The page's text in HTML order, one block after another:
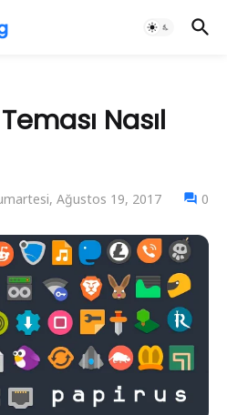
Nasıl
Ağustos 19, 2017 0